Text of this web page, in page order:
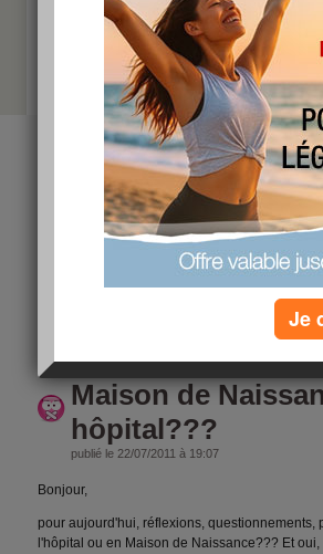
La naissance de
de Naissance
publié le 02/02/2012 à 12:43
Nous sommes le 13 novembre, petit
le 7… Bon ce ne sera pas encore pour
14 novembre, 6h10 réveille à cause d’une
5minutes plus tard, ça recommence et ça tire
recommence, je vais prendre un bain. 5min
vais au bain. Pendant qu’il coule, ça
cette vague m’envahi. Ouf le bain est prêt, il
contractions de faux travail. Bon, ça ne
inconfortable, après 3 cont
Maison de
hôpital???
publié le 22/07/2011 à 19:07
Bonjour,
pour aujourd'hui, réflexions, questionnements,
l'hôpital ou en Maison de Naissance??? Et
Je